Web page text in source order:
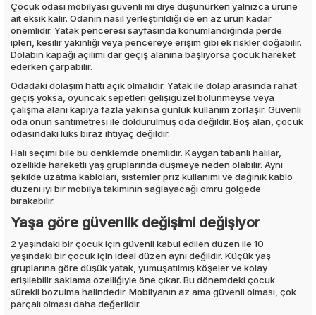
Çocuk odası mobilyası güvenli mi diye düşünürken yalnızca ürüne
ait eksik kalır. Odanın nasıl yerleştirildiği de en az ürün kadar
önemlidir. Yatak penceresi sayfasında konumlandığında perde
ipleri, kesilir yakınlığı veya pencereye erişim gibi ek riskler doğabilir.
Dolabın kapağı açılımı dar geçiş alanına başlıyorsa çocuk hareket
ederken çarpabilir.
Odadaki dolaşım hattı açık olmalıdır. Yatak ile dolap arasında rahat
geçiş yoksa, oyuncak sepetleri gelişigüzel bölünmeyse veya
çalışma alanı kapıya fazla yakınsa günlük kullanım zorlaşır. Güvenli
oda onun santimetresi ile doldurulmuş oda değildir. Boş alan, çocuk
odasındaki lüks biraz ihtiyaç değildir.
Halı seçimi bile bu denklemde önemlidir. Kaygan tabanlı halılar,
özellikle hareketli yaş gruplarında düşmeye neden olabilir. Aynı
şekilde uzatma kabloları, sistemler priz kullanımı ve dağınık kablo
düzeni iyi bir mobilya takımının sağlayacağı ömrü gölgede
bırakabilir.
Yaşa göre güvenlik değişimi değişiyor
2 yaşındaki bir çocuk için güvenli kabul edilen düzen ile 10
yaşındaki bir çocuk için ideal düzen aynı değildir. Küçük yaş
gruplarına göre düşük yatak, yumuşatılmış köşeler ve kolay
erişilebilir saklama özelliğiyle öne çıkar. Bu dönemdeki çocuk
sürekli bozulma halindedir. Mobilyanın az ama güvenli olması, çok
parçalı olması daha değerlidir.